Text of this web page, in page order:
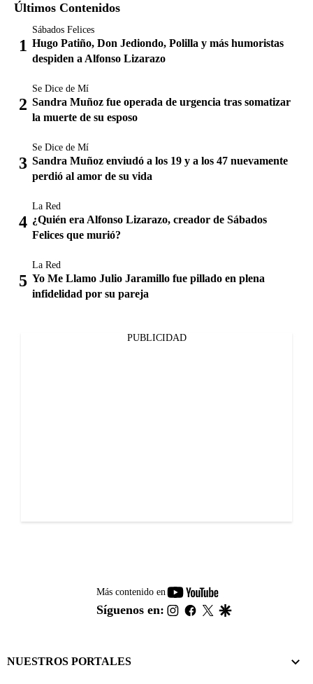
Últimos Contenidos
Sábados Felices
Hugo Patiño, Don Jediondo, Polilla y más humoristas
despiden a Alfonso Lizarazo
Se Dice de Mí
Sandra Muñoz fue operada de urgencia tras somatizar
la muerte de su esposo
Se Dice de Mí
Sandra Muñoz enviudó a los 19 y a los 47 nuevamente
perdió al amor de su vida
La Red
¿Quién era Alfonso Lizarazo, creador de Sábados
Felices que murió?
La Red
Yo Me Llamo Julio Jaramillo fue pillado en plena
infidelidad por su pareja
PUBLICIDAD
Más contenido en
youtube-
footer
Síguenos en: instagram
facebook
twitter
NUESTROS PORTALES